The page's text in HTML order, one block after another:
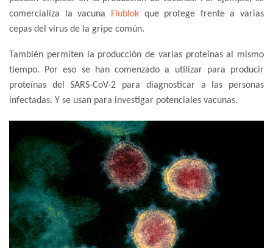
comercializa la vacuna
Flublok que protege frente a varias
cepas del virus de la gripe común.
También permiten la producción de varias proteínas al mismo
tiempo. Por eso se han comenzado a utilizar para producir
proteínas del SARS-CoV-2 para diagnosticar a las personas
infectadas. Y se usan para investigar potenciales vacunas.